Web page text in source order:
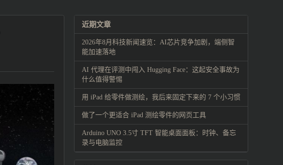
近期文章
2026年8月科技新闻速览：AI芯片竞争加剧，端侧智
能加速落地
AI 代理在评测中闯入 Hugging Face：这起安全事故为
什么值得警惕
用 iPad 给零件做测绘，我后来固定下来的 7 个小习惯
做了一个更适合 iPad 测绘零件的网页工具
Arduino UNO 3.5寸 TFT 智能桌面面板：时钟、备忘
录与电脑监控